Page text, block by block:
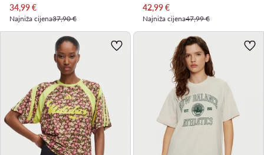
Trenutna cijena
34,99€
Najniža cijena37,90 €
Trenutna cijena
42,99€
Najniža cijena47,99 €